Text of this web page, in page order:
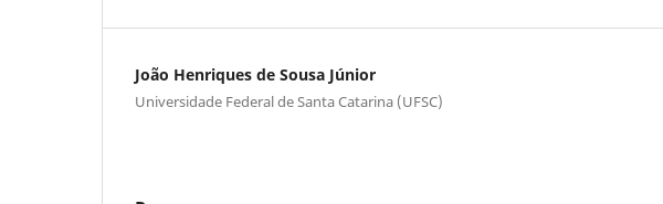
João Henriques de Sousa Júnior
Universidade Federal de Santa Catarina (UFSC)